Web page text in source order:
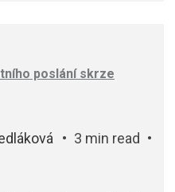
poslání skrze
3 min read